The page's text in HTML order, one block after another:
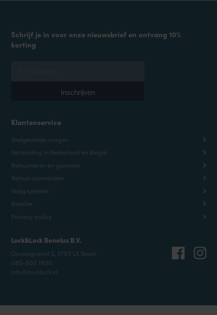
Klantenservice
Veelgestelde vragen
Verzending in Nederland en België
Retourneren en garantie
Retour aanmelden
Veilig betalen
Retailer
Privacy policy
Lock&Lock Benelux B.V.
Oostergracht 3, 3763 LX Soest
085-800 1800
info@locklock.nl
Schrijf je in voor onze nieuwsbrief en ontvang 10%
korting